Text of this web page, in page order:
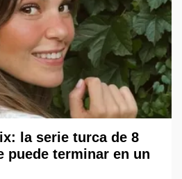
la serie turca de 8
puede terminar en un